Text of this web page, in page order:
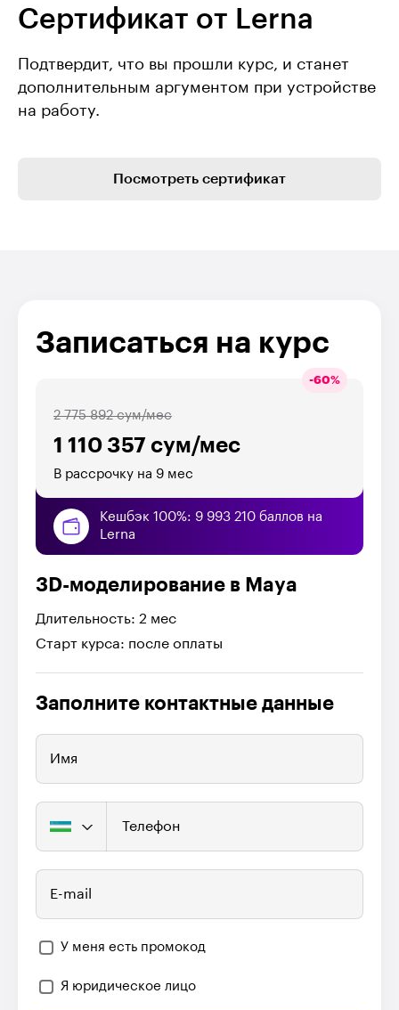
Сертификат от Lerna
Подтвердит, что вы прошли курс, и станет
дополнительным аргументом при устройстве
на работу.
Посмотреть сертификат
Записаться на курс
-60%
1 110 357 сум/мес
2 775 892 сум/мес
В рассрочку на 9 мес
Кешбэк 100%: 9 993 210 баллов на
Lerna
3D-моделирование в Maya
Длительность: 2 мес
Старт курса: после оплаты
Заполните контактные данные
Имя
Телефон
E-mail
У меня есть промокод
Я юридическое лицо